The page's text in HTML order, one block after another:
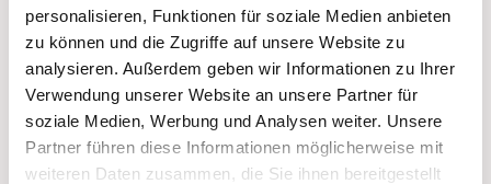
personalisieren, Funktionen für soziale Medien anbieten
zu können und die Zugriffe auf unsere Website zu
analysieren. Außerdem geben wir Informationen zu Ihrer
Verwendung unserer Website an unsere Partner für
soziale Medien, Werbung und Analysen weiter. Unsere
Partner führen diese Informationen möglicherweise mit
weiteren Daten zusammen, die Sie ihnen bereitgestellt